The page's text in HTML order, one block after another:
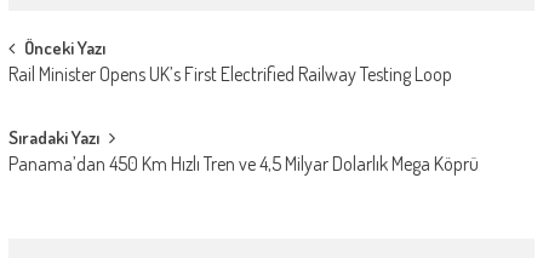
Post
navigation
Önceki Yazı
Rail Minister Opens UK’s First Electrified Railway Testing Loop
Sıradaki Yazı
Panama’dan 450 Km Hızlı Tren ve 4,5 Milyar Dolarlık Mega Köprü